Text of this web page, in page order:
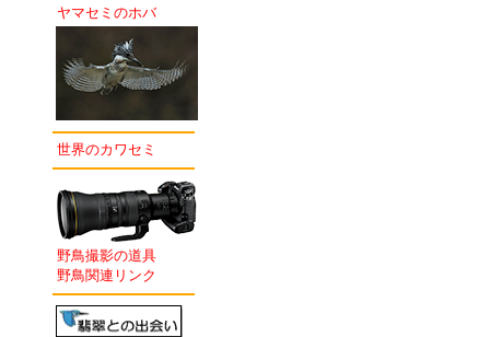
ヤマセミのホバ
世界のカワセミ
野鳥撮影の道具
野鳥関連リンク